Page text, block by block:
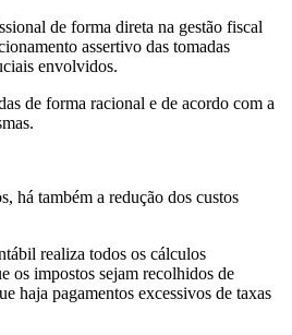
de forma direta na gestão fiscal
assertivo das tomadas
envolvidos.
de forma racional e de acordo com a
há também a redução dos custos
realiza todos os cálculos
os impostos sejam recolhidos de
haja pagamentos excessivos de taxas